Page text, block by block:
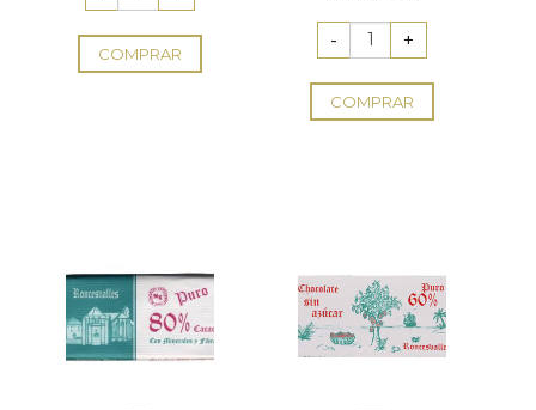
COMPRAR
COMPRAR